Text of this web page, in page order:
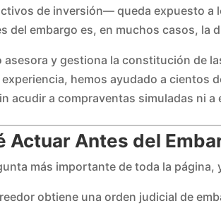
de inversión— queda expuesto a
del embargo es, en muchos casos, la
asesora y gestiona la constitución de
experiencia, hemos ayudado a cientos
acudir a compraventas simuladas ni
Actuar Antes del
más importante de toda la página,
obtiene una orden judicial de